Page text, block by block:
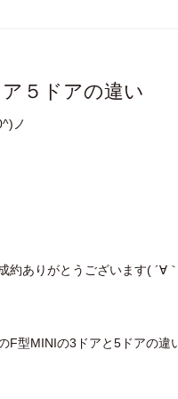
５ドアの違い
ノ
約ありがとうございます( ´∀
F型MINIの3ドアと5ドアの違